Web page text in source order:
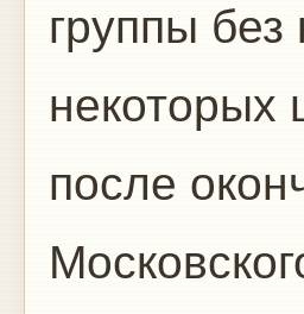
группы
некоторых
после